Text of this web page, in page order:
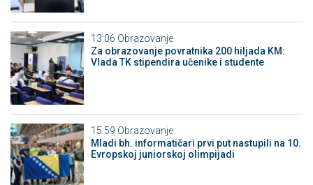
13:06 Obrazovanje
Za obrazovanje povratnika 200 hiljada KM:
Vlada TK stipendira učenike i studente
15:59 Obrazovanje
Mladi bh. informatičari prvi put nastupili na 10.
Evropskoj juniorskoj olimpijadi